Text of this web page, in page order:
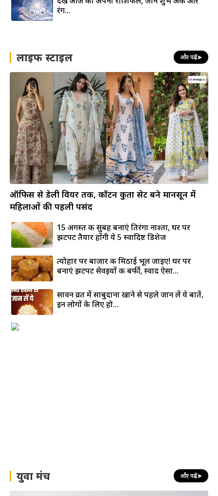
रंग…
लाइफ स्टाइल और पढ़ें➤
ऑफिस से डेली वियर तक, कॉटन कुर्ता सेट बने मानसून में
महिलाओं की पहली पसंद
15 अगस्त की सुबह बनाएं तिरंगा नाश्ता, घर पर
झटपट तैयार होंगी ये 5 स्वादिष्ट डिशेज
त्योहार पर बाजार की मिठाई भूल जाइए! घर पर
बनाएं झटपट सेवइयों की बर्फी, स्वाद ऐसा...
सावन व्रत में साबुदाना खाने से पहले जान लें ये बातें,
इन लोगों के लिए हो...
युवा मंच और पढ़ें➤